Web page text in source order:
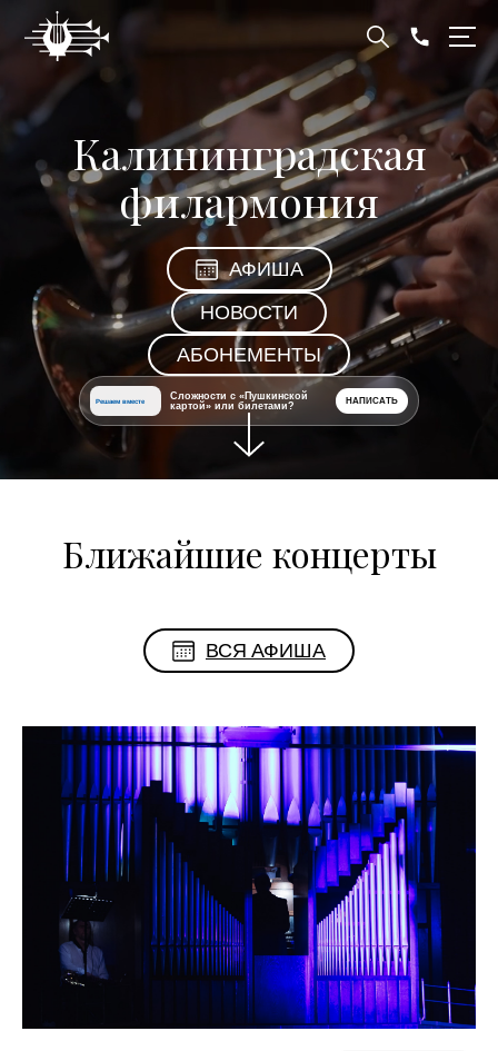
Калининградская
филармония
АФИША
НОВОСТИ
АБОНЕМЕНТЫ
Решаем вместе
Сложности с «Пушкинской
картой» или билетами?
НАПИСАТЬ
Ближайшие концерты
ВСЯ АФИША